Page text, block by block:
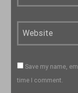
Save my name,
time I comment.